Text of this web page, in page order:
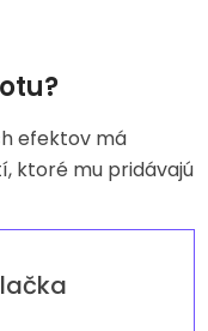
efektov má
ktoré mu pridávajú